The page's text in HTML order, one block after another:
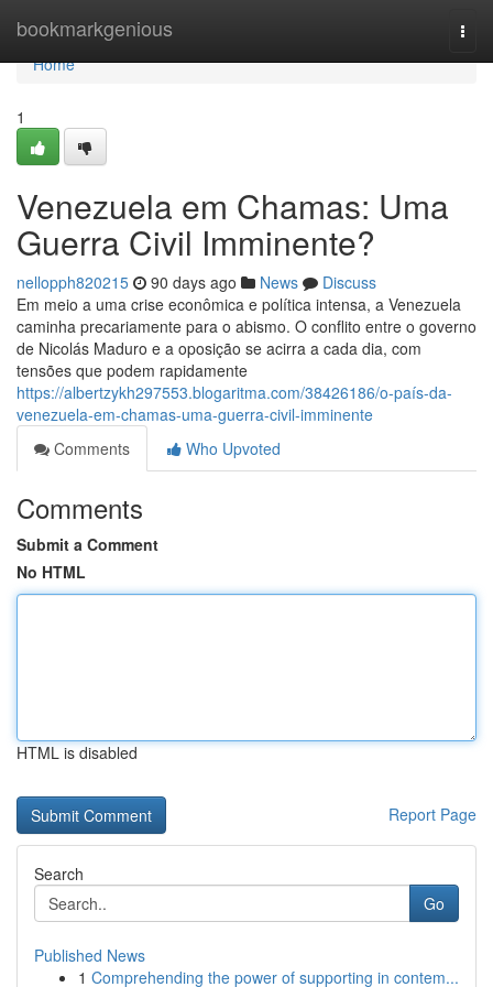
bookmarkgenious
Home
Home
1
Venezuela em Chamas: Uma
Guerra Civil Imminente?
nellopph820215 90 days ago News
Discuss
Em meio a uma crise econômica e política intensa, a Venezuela
caminha precariamente para o abismo. O conflito entre o governo
de Nicolás Maduro e a oposição se acirra a cada dia, com
tensões que podem rapidamente
https://albertzykh297553.blogaritma.com/38426186/o-país-da-
venezuela-em-chamas-uma-guerra-civil-imminente
Comments
Who Upvoted
Comments
Submit a Comment
No HTML
HTML is disabled
Report Page
Search
Go
Published News
1 Comprehending the power of supporting in contem...